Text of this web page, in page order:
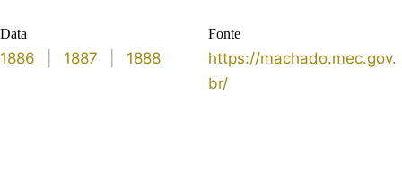
Data
1886 1887 1888
Fonte
https://machado.mec.gov.
br/